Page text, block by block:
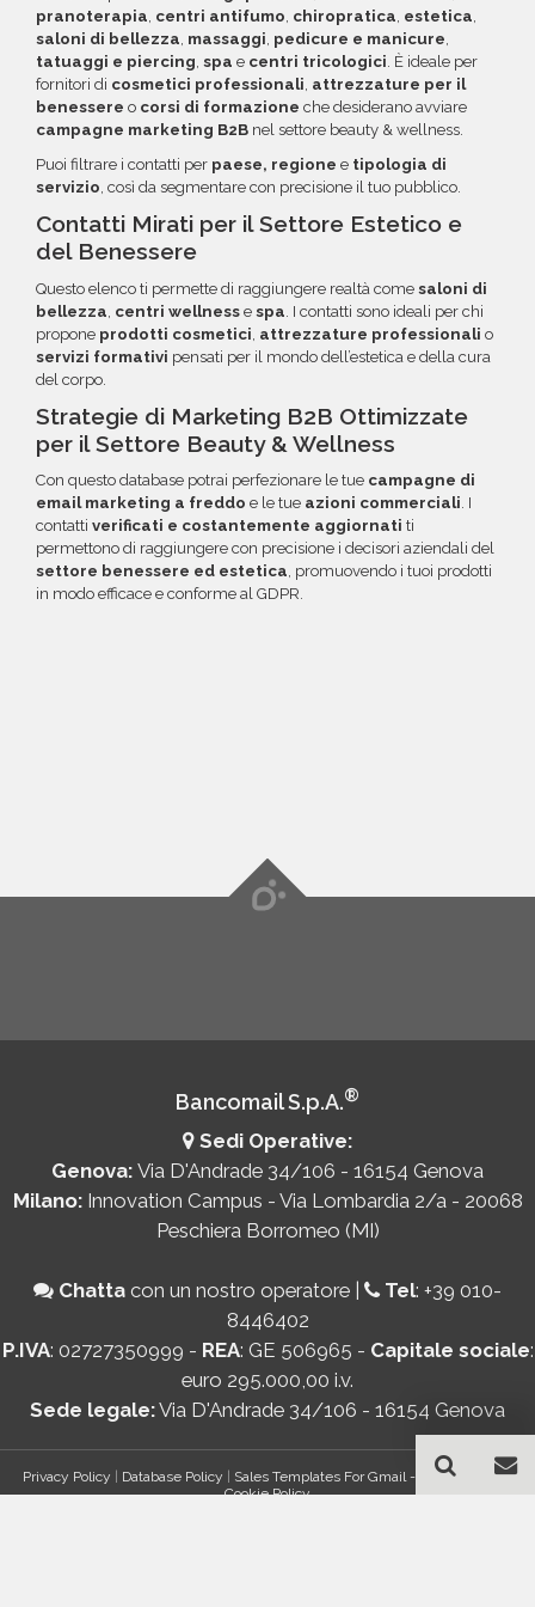
pranoterapia, centri antifumo, chiropratica, estetica,
saloni di bellezza, massaggi, pedicure e manicure,
tatuaggi e piercing, spa e centri tricologici. È ideale per
fornitori di cosmetici professionali, attrezzature per il
benessere o corsi di formazione che desiderano avviare
campagne marketing B2B nel settore beauty & wellness.
Puoi filtrare i contatti per paese, regione e tipologia di
servizio, così da segmentare con precisione il tuo pubblico.
Contatti Mirati per il Settore Estetico e
del Benessere
Questo elenco ti permette di raggiungere realtà come saloni di
bellezza centri wellness e spa . I contatti sono ideali per chi
propone prodotti cosmetici attrezzature professionali o
servizi formativi pensati per il mondo dell’estetica e della cura
del corpo.
Strategie di Marketing B2B Ottimizzate
per il Settore Beauty & Wellness
Con questo database potrai perfezionare le tue campagne di
email marketing a freddo e le tue azioni commerciali. I
contatti verificati e costantemente aggiornati ti
permettono di raggiungere con precisione i decisori aziendali del
settore benessere ed estetica, promuovendo i tuoi prodotti
in modo efficace e conforme al GDPR.
Bancomail S.p.A.®
Sedi Operative:
Genova: Via D'Andrade 34/106 - 16154 Genova
Milano: Innovation Campus - Via Lombardia 2/a - 20068
Peschiera Borromeo (MI)
Chatta con un nostro operatore | Tel: +39 010-
8446402
P.IVA: 02727350999 - REA: GE 506965 - Capitale sociale:
euro 295.000,00 i.v.
Sede legale:Via D'Andrade 34/106 - 16154 Genova
Privacy Policy | Database Policy | Sales Templates For Gmail - AddOn Policy|
Cookie Policy